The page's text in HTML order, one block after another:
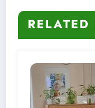
RELATED